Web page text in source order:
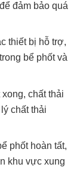
đảm bảo quá
thiết bị hỗ trợ,
bể phốt và
chất thải
chất thải
phốt hoàn tất,
khu vực xung